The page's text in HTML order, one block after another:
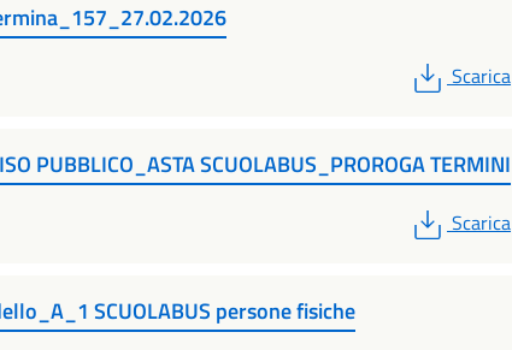
PDF
Scarica
PUBBLICO_ASTA SCUOLABUS_PROROGA TERMINI
PDF
Scarica
SCUOLABUS persone fisiche